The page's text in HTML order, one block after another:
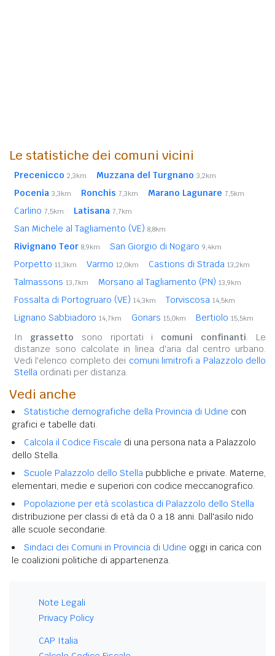
Le statistiche dei comuni vicini
Precenicco 2,3km Muzzana del Turgnano 3,2km
Pocenia 3,3km Ronchis 7,3km Marano Lagunare 7,5km
Carlino 7,5km Latisana 7,7km
San Michele al Tagliamento (VE) 8,8km
Rivignano Teor 8,9km San Giorgio di Nogaro 9,4km
Porpetto 11,3km Varmo 12,0km Castions di Strada 13,2km
Talmassons 13,7km Morsano al Tagliamento (PN) 13,9km
Fossalta di Portogruaro (VE) 14,3km Torviscosa 14,5km
Lignano Sabbiadoro 14,7km Gonars 15,0km Bertiolo 15,5km
In grassetto sono riportati i comuni confinanti. Le
distanze sono calcolate in linea d'aria dal centro urbano.
Vedi l'elenco completo dei comuni limitrofi a Palazzolo dello
Stella ordinati per distanza.
Vedi anche
Statistiche demografiche della Provincia di Udine con
grafici e tabelle dati.
Calcola il Codice Fiscale di una persona nata a Palazzolo
dello Stella.
Scuole Palazzolo dello Stella pubbliche e private. Materne,
elementari, medie e superiori con codice meccanografico.
Popolazione per età scolastica di Palazzolo dello Stella
distribuzione per classi di età da 0 a 18 anni. Dall'asilo nido
alle scuole secondarie.
Sindaci dei Comuni in Provincia di Udine oggi in carica con
le coalizioni politiche di appartenenza.
Note Legali
Privacy Policy
CAP Italia